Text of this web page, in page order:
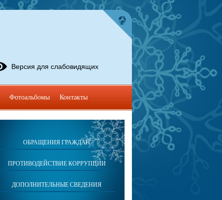
ОБРАЩЕНИЯ ГРАЖДАН
ПРОТИВОДЕЙСТВИЕ КОРРУПЦИИ
ДОПОЛНИТЕЛЬНЫЕ СВЕДЕНИЯ
Версия для слабовидящих
Фотоальбомы Контакты